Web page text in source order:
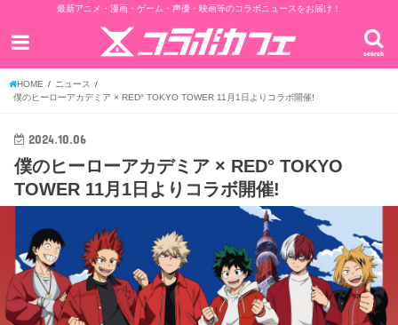
最新アニメ・漫画・ゲーム・声優・映画等のコラボニュースをお届け！
search
HOME
ニュース
僕のヒーローアカデミア × RED° TOKYO TOWER 11月1日よりコラボ開催!
2024.10.06
僕のヒーローアカデミア × RED° TOKYO
TOWER 11月1日よりコラボ開催!